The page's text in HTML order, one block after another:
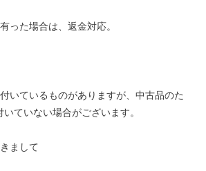
った場合は、返金対応。
いているものがありますが、中古品のた
ていない場合がございます。
まして